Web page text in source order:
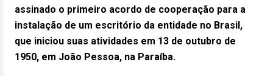
assinado o primeiro acordo de cooperação para a
instalação de um escritório da entidade no Brasil,
que iniciou suas atividades em 13 de outubro de
1950, em João Pessoa, na Paraíba.